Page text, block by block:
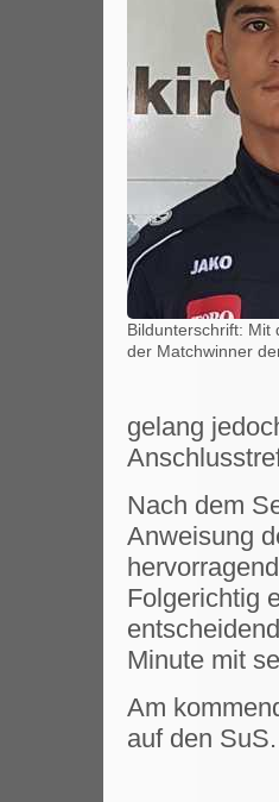
Bildunterschrift: Mit
der Matchwinner
gelang
Nach dem
Anweisung
Folgerichtig
Minute mit
Am
auf den